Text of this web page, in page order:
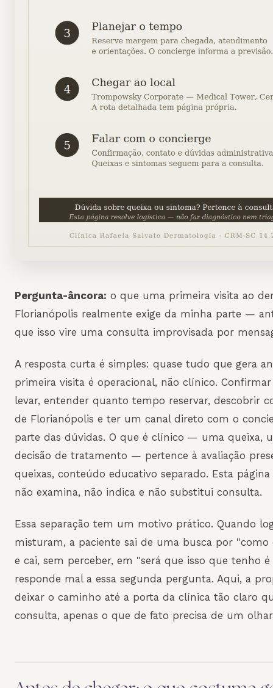
Pergunta-âncora: o que uma primeira visita ao
Florianópolis realmente exige da minha parte —
que isso vire uma consulta improvisada por
A resposta curta é simples: quase tudo que gera
primeira visita é operacional, não clínico.
levar, entender quanto tempo reservar, descobrir
de Florianópolis e ter um canal direto com o
parte das dúvidas. O que é clínico — uma queixa,
decisão de tratamento — pertence à avaliação
queixas, conteúdo educativo separado. Esta
não examina, não indica e não substitui consulta.
Essa separação tem um motivo prático. Quando
misturam, a paciente sai de uma busca por
e cai, sem perceber, em "será que isso que tenho
responde mal a essa segunda pergunta. Aqui, a
deixar o caminho até a porta da clínica tão claro
consulta, apenas o que de fato precisa de um